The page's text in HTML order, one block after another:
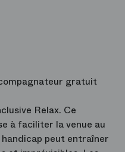
gratuit
Relax. Ce
à faciliter la venue au
peut entraîner